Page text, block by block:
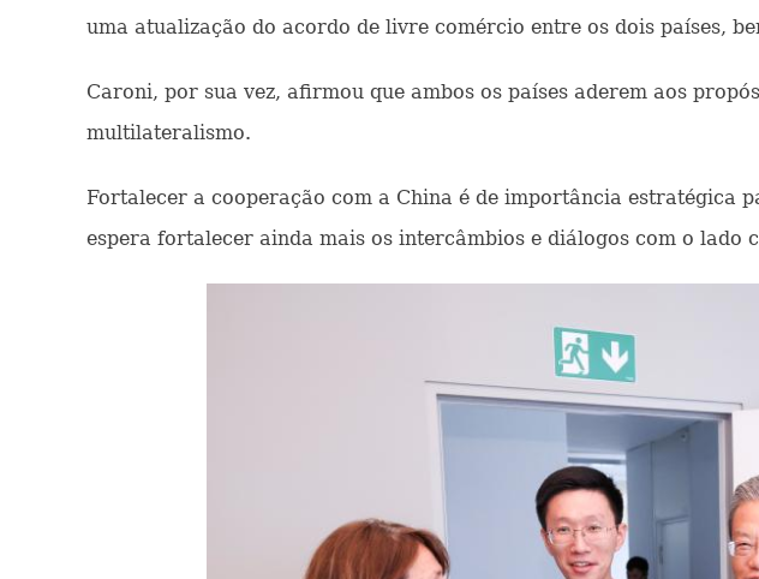
uma atualização do acordo de livre comércio entre os dois países,
Caroni, por sua vez, afirmou que ambos os países aderem aos
multilateralismo.
Fortalecer a cooperação com a China é de importância estratégica
espera fortalecer ainda mais os intercâmbios e diálogos com o lado